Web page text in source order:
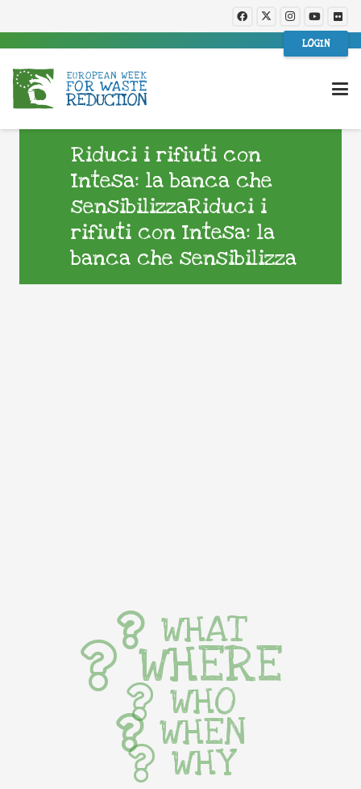
LOGIN
Riduci i rifiuti con
Intesa: la banca che
sensibilizzaRiduci i
rifiuti con Intesa: la
banca che sensibilizza
WHAT
WHERE
WHO
WHEN
WHY